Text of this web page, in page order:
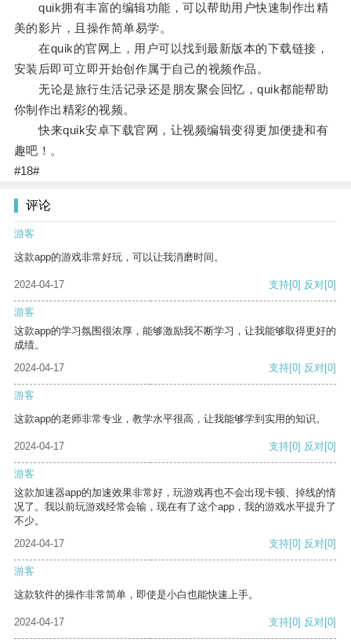
quik拥有丰富的编辑功能，可以帮助用户快速制作出精
美的影片，且操作简单易学。
在quik的官网上，用户可以找到最新版本的下载链接，
安装后即可立即开始创作属于自己的视频作品。
无论是旅行生活记录还是朋友聚会回忆，quik都能帮助
你制作出精彩的视频。
快来quik安卓下载官网，让视频编辑变得更加便捷和有
趣吧！。
#18#
评论
游客
这款app的游戏非常好玩，可以让我消磨时间。
2024-04-17 支持[0] 反对[0]
游客
这款app的学习氛围很浓厚，能够激励我不断学习，让我能够取得更好的
成绩。
2024-04-17
支持[0] 反对[0]
游客
这款app的老师非常专业，教学水平很高，让我能够学到实用的知识。
2024-04-17 支持[0] 反对[0]
游客
这款加速器app的加速效果非常好，玩游戏再也不会出现卡顿、掉线的情
况了。我以前玩游戏经常会输，现在有了这个app，我的游戏水平提升了
不少。
2024-04-17
支持[0] 反对[0]
游客
这款软件的操作非常简单，即使是小白也能快速上手。
2024-04-17 支持[0] 反对[0]